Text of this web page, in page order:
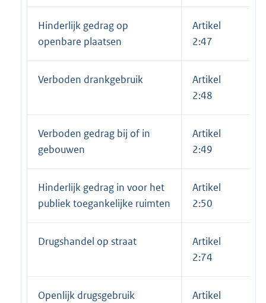
Hinderlijk gedrag op
openbare plaatsen
Artikel
2:47
Verboden drankgebruik
Artikel
2:48
Verboden gedrag bij of in
gebouwen
Artikel
2:49
Hinderlijk gedrag in voor het
publiek toegankelijke ruimten
Artikel
2:50
Drugshandel op straat
Artikel
2:74
Openlijk drugsgebruik
Artikel